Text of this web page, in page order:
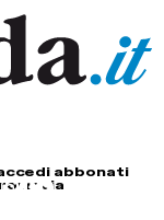
abbonati